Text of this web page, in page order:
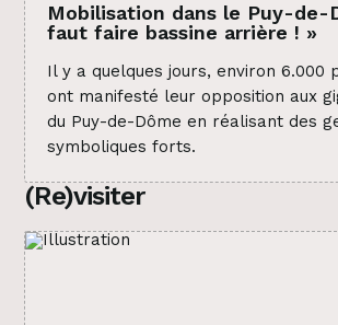
Mobilisation dans le Puy-de-
faut faire bassine arrière ! »
Il y a quelques jours, environ 6.000
ont manifesté leur opposition aux
du Puy-de-Dôme en réalisant des
symboliques forts.
(Re)visiter